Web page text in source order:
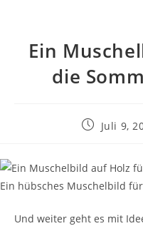
Ein
die
BeitragJuli 9,
Ein hübsches Muschelbild
Und weiter geht es mit